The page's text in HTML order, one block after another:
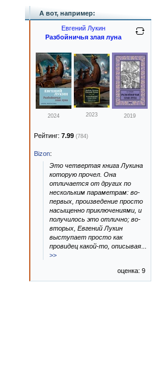
А вот, например:
Евгений Лукин
Разбойничья злая луна
2024 2023 2019
Рейтинг: 7.99 (784)
Bizon:
Это четвертая книга Лукина
которую прочел. Она
отличается от других по
нескольким параметрам: во-
первых, произведение просто
насыщенно приключениями, и
получилось это отлично; во-
вторых, Евгений Лукин
выступает просто как
провидец какой-то, описывая
>>
оценка: 9